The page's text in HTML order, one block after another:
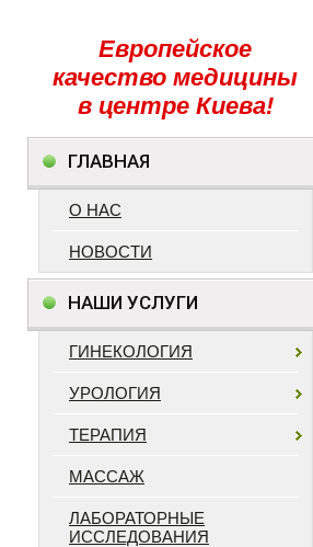
Европейское
качество медицины
в центре Киева!
ГЛАВНАЯ
О НАС
НОВОСТИ
НАШИ УСЛУГИ
ГИНЕКОЛОГИЯ
УРОЛОГИЯ
ТЕРАПИЯ
МАССАЖ
ЛАБОРАТОРНЫЕ
ИССЛЕДОВАНИЯ